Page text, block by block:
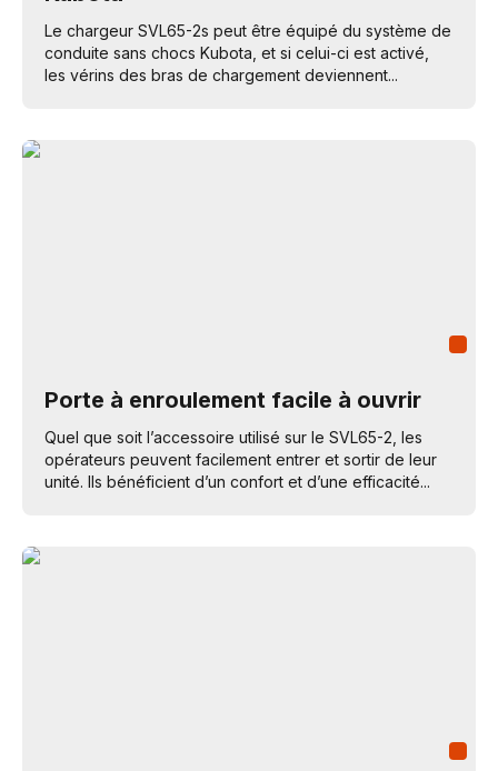
Le chargeur SVL65-2s peut être équipé du système de
conduite sans chocs Kubota, et si celui-ci est activé,
les vérins des bras de chargement deviennent...
Porte à enroulement facile à ouvrir
Quel que soit l’accessoire utilisé sur le SVL65-2, les
opérateurs peuvent facilement entrer et sortir de leur
unité. Ils bénéficient d’un confort et d’une efficacité...